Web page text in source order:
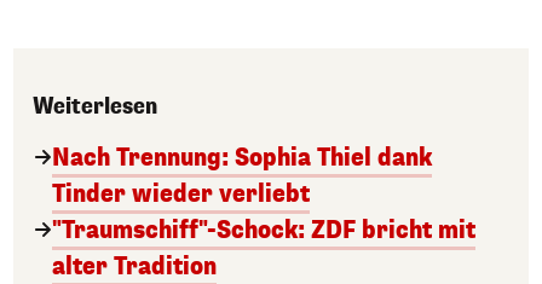
Weiterlesen
Nach Trennung: Sophia Thiel dank
Tinder wieder verliebt
"Traumschiff"-Schock: ZDF bricht mit
alter Tradition